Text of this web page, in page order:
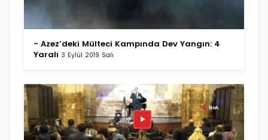
- Azez’deki Mülteci Kampında Dev Yangın: 4
Yaralı 3 Eylül 2019 Salı